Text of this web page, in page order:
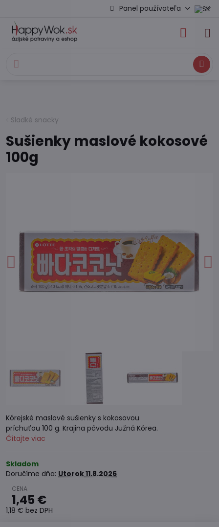
Panel používateľa
Hľadať
Sladké snacky
Sušienky maslové kokosové
100g
Kórejské maslové sušienky s kokosovou
príchuťou 100 g. Krajina pôvodu Južná Kórea.
Čítajte viac
Skladom
Doručíme dňa: Utorok11.8.2026
1,45 €
1,18 € bez DPH